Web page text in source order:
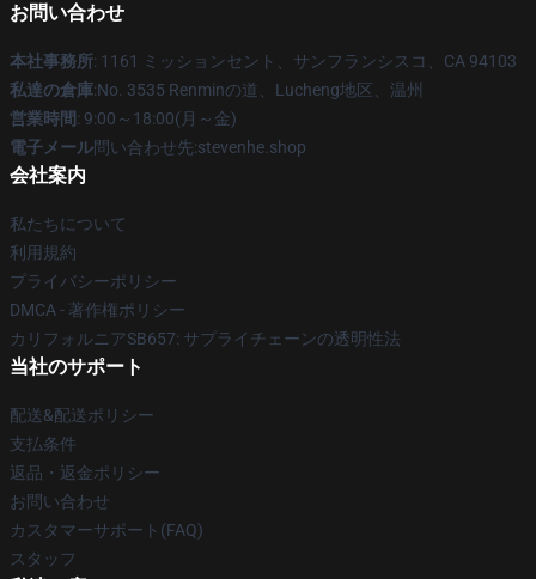
お問い合わせ
本社事務所: 1161 ミッションセント、サンフランシスコ、CA 94103
私達の倉庫:No. 3535 Renminの道、Lucheng地区、温州
営業時間: 9:00～18:00(月～金)
電子メール問い合わせ先:stevenhe.shop
会社案内
私たちについて
利用規約
プライバシーポリシー
DMCA - 著作権ポリシー
カリフォルニアSB657: サプライチェーンの透明性法
当社のサポート
配送&配送ポリシー
支払条件
返品・返金ポリシー
お問い合わせ
カスタマーサポート(FAQ)
スタッフ